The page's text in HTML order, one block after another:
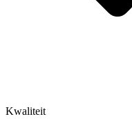
Kwaliteit